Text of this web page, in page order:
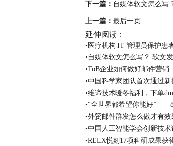
下一篇： 自媒体软文怎么写
上一篇： 最后一页
延伸阅读：
•医疗机构 IT 管理员保护患
•自媒体软文怎么写？ 软文
•ToB企业如何做好邮件营销
•中国科学家团队首次通过
•维谛技术暖冬福利，下单
•“全世界都希望你能好
•外贸邮件群发怎么做才有效
•中国人工智能学会创新技
•RELX悦刻17项科研成果获